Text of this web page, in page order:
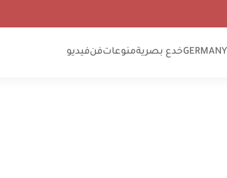
GERMANYخدع بصريةمنوعاتفنفيديو